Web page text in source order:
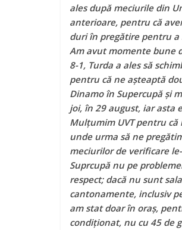
ales după meciurile din
anterioare, pentru că
duri în pregătire pentru a
Am avut momente bune
8-1, Turda a ales să
pentru că ne așteaptă
Dinamo în Supercupă și
joi, în 29 august, iar asta
Mulțumim UVT pentru
unde urma să ne
meciurilor de verificare
Suprcupă nu pe
respect; dacă nu sunt
cantonamente, inclusiv
am stat doar în oraș,
condiționat, nu cu 45 de